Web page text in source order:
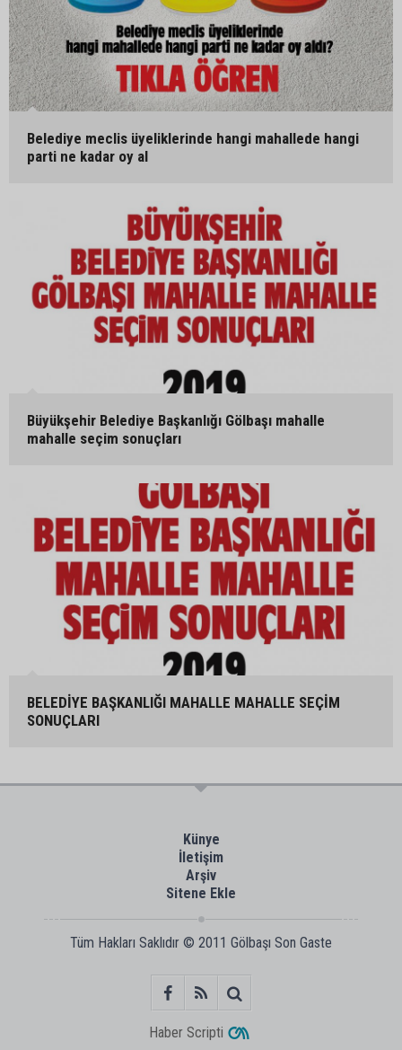
Belediye meclis üyeliklerinde hangi mahallede hangi
parti ne kadar oy al
Büyükşehir Belediye Başkanlığı Gölbaşı mahalle
mahalle seçim sonuçları
BELEDİYE BAŞKANLIĞI MAHALLE MAHALLE SEÇİM
SONUÇLARI
Künye
İletişim
Arşiv
Sitene Ekle
Tüm Hakları Saklıdır © 2011 Gölbaşı Son Gaste
Haber Scripti